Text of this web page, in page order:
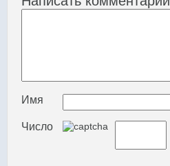
Имя
Число